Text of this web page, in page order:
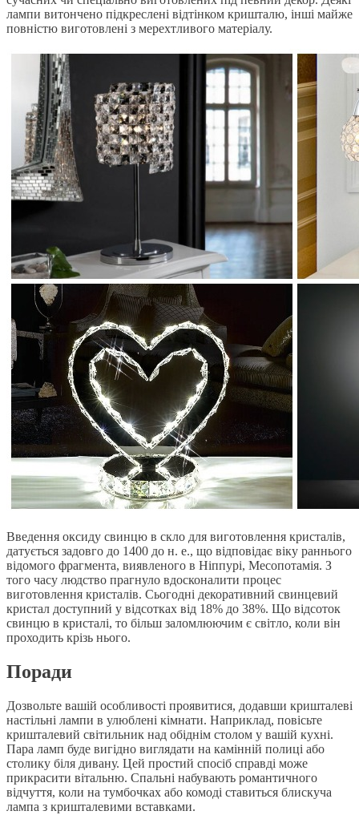
лампи витончено підкреслені відтінком кришталю, інші майже
повністю виготовлені з мерехтливого матеріалу.
Введення оксиду свинцю в скло для виготовлення кристалів,
датується задовго до 1400 до н. е., що відповідає віку раннього
відомого фрагмента, виявленого в Ніппурі, Месопотамія. З
того часу людство прагнуло вдосконалити процес
виготовлення кристалів. Сьогодні декоративний свинцевий
кристал доступний у відсотках від 18% до 38%. Що відсоток
свинцю в кристалі, то більш заломлюючим є світло, коли він
проходить крізь нього.
Поради
Дозвольте вашій особливості проявитися, додавши кришталеві
настільні лампи в улюблені кімнати. Наприклад, повісьте
кришталевий світильник над обіднім столом у вашій кухні.
Пара ламп буде вигідно виглядати на камінній полиці або
столику біля дивану. Цей простий спосіб справді може
прикрасити вітальню. Спальні набувають романтичного
відчуття, коли на тумбочках або комоді ставиться блискуча
лампа з кришталевими вставками.